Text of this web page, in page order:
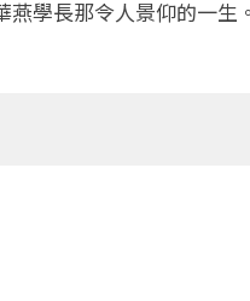
學長那令人景仰的一生。